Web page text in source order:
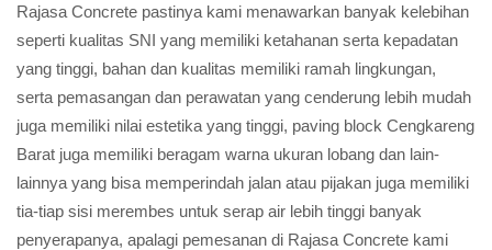
Rajasa Concrete pastinya kami menawarkan banyak kelebihan
seperti kualitas SNI yang memiliki ketahanan serta kepadatan
yang tinggi, bahan dan kualitas memiliki ramah lingkungan,
serta pemasangan dan perawatan yang cenderung lebih mudah
juga memiliki nilai estetika yang tinggi, paving block Cengkareng
Barat juga memiliki beragam warna ukuran lobang dan lain-
lainnya yang bisa memperindah jalan atau pijakan juga memiliki
tia-tiap sisi merembes untuk serap air lebih tinggi banyak
penyerapanya, apalagi pemesanan di Rajasa Concrete kami